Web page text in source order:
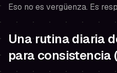
Eso no es vergüenza. Es
Una rutina diaria
para consistencia